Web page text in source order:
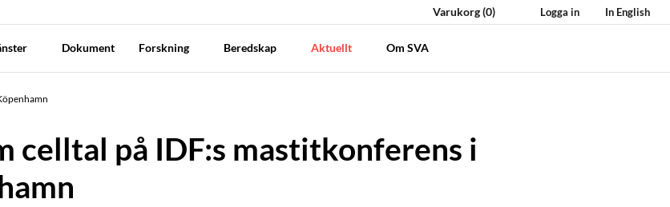
Varukorg(0) Logga in In English
Dokument Forskning Beredskap Aktuellt Om SVA
celltal på IDF:s mastitkonferens i